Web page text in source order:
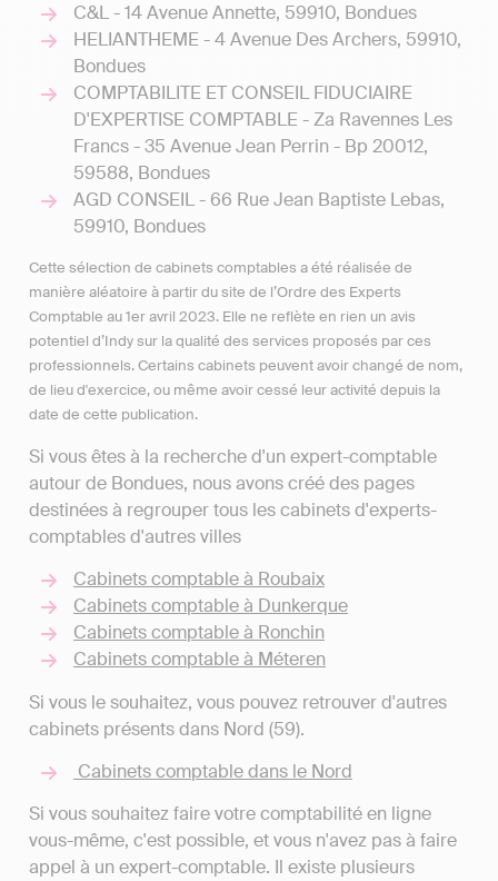
C&L - 14 Avenue Annette, 59910, Bondues
HELIANTHEME - 4 Avenue Des Archers, 59910,
Bondues
COMPTABILITE ET CONSEIL FIDUCIAIRE
D'EXPERTISE COMPTABLE - Za Ravennes Les
Francs - 35 Avenue Jean Perrin - Bp 20012,
59588, Bondues
AGD CONSEIL - 66 Rue Jean Baptiste Lebas,
59910, Bondues
Cette sélection de cabinets comptables a été réalisée de
manière aléatoire à partir du site de l’Ordre des Experts
Comptable au 1er avril 2023. Elle ne reflète en rien un avis
potentiel d’Indy sur la qualité des services proposés par ces
professionnels. Certains cabinets peuvent avoir changé de nom,
de lieu d'exercice, ou même avoir cessé leur activité depuis la
date de cette publication.
Si vous êtes à la recherche d'un expert-comptable
autour de Bondues, nous avons créé des pages
destinées à regrouper tous les cabinets d'experts-
comptables d'autres villes
Cabinets comptable à Roubaix
Cabinets comptable à Dunkerque
Cabinets comptable à Ronchin
Cabinets comptable à Méteren
Si vous le souhaitez, vous pouvez retrouver d'autres
cabinets présents dans Nord (59).
Cabinets comptable dans le Nord
Si vous souhaitez faire votre comptabilité en ligne
vous-même, c'est possible, et vous n'avez pas à faire
appel à un expert-comptable. Il existe plusieurs